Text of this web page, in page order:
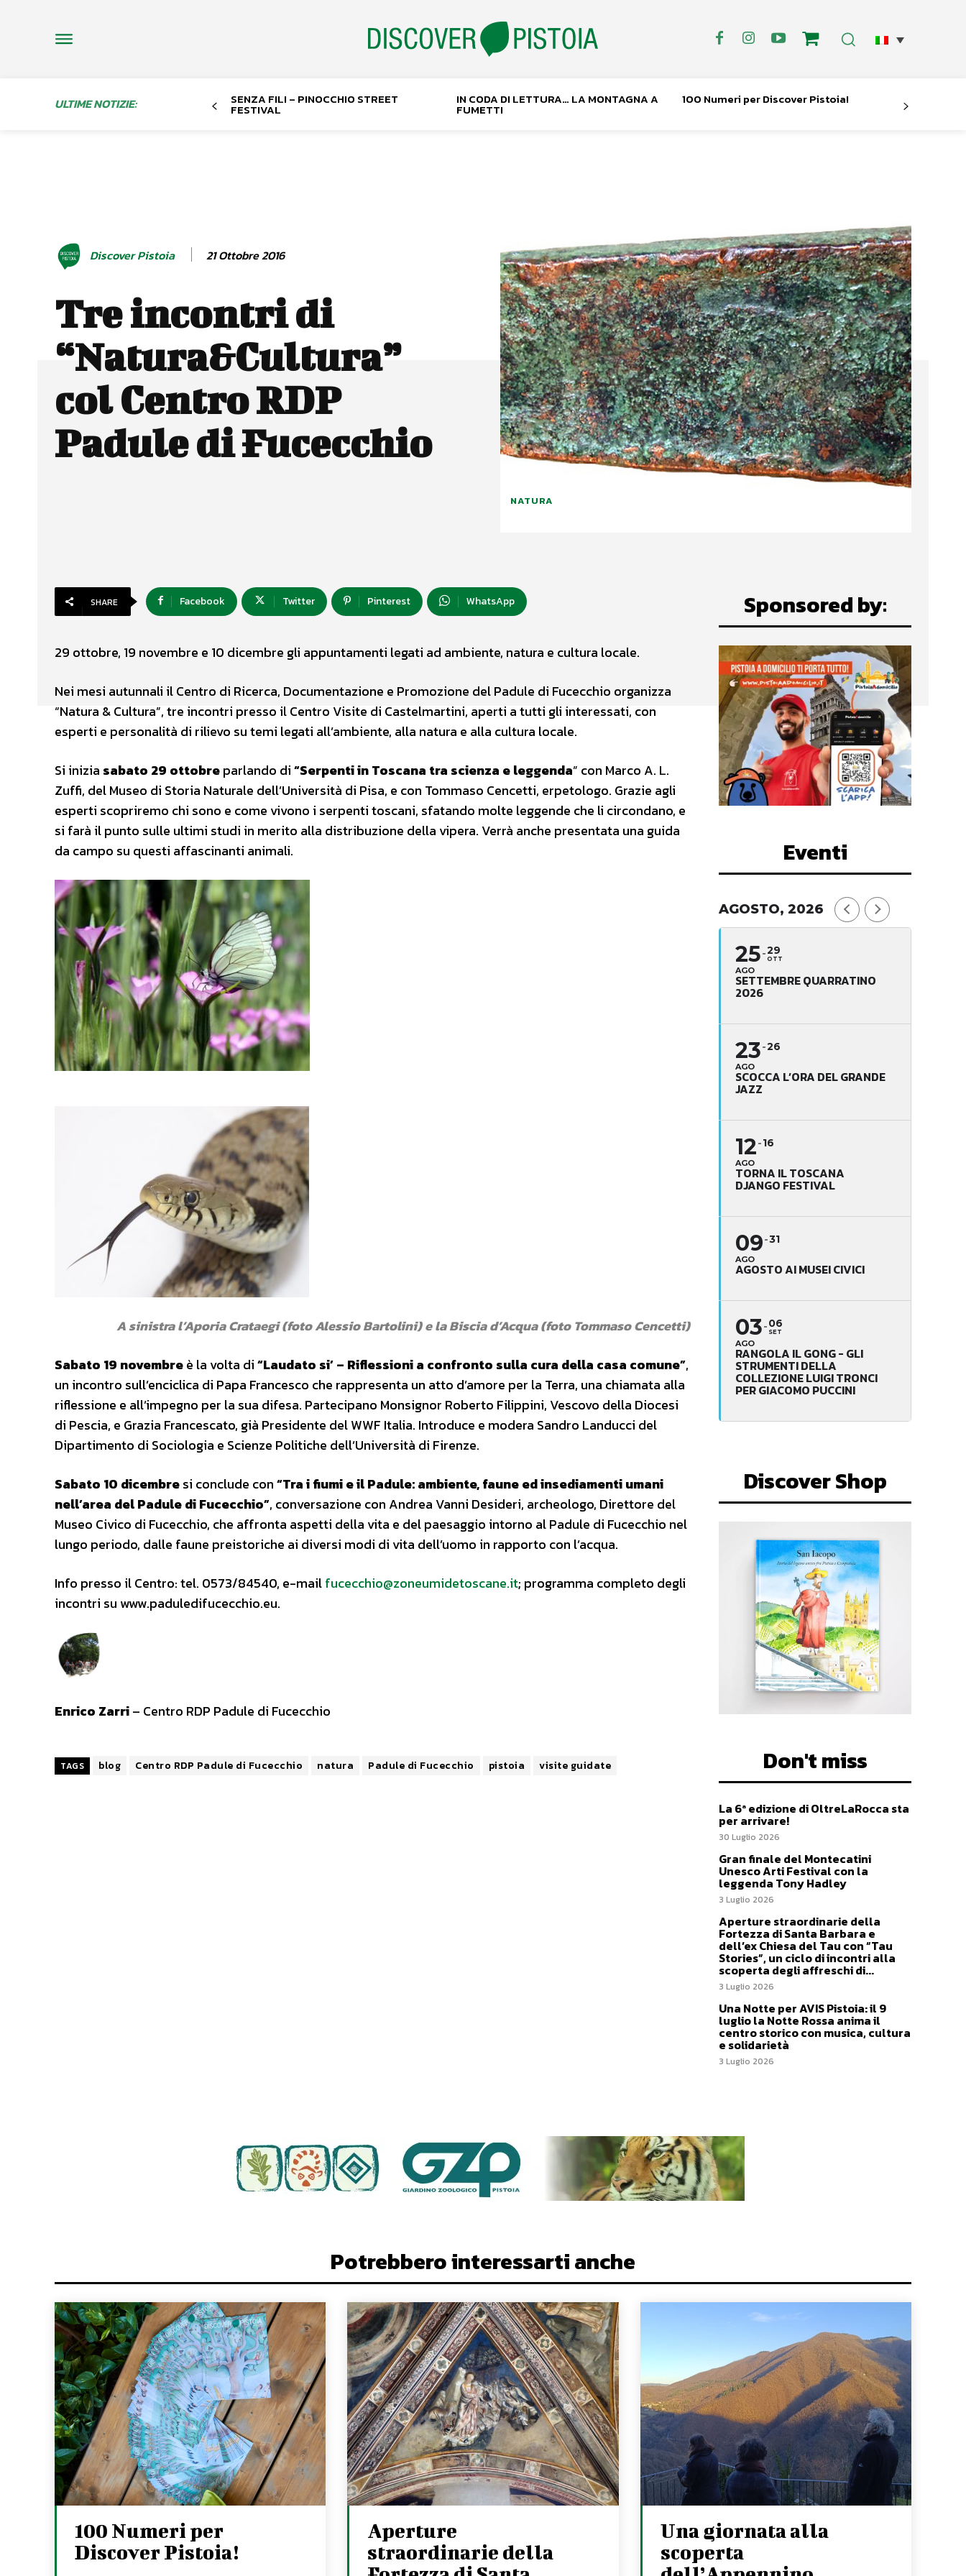
ULTIME NOTIZIE: SENZA FILI – PINOCCHIO STREET
FESTIVAL
IN CODA DI LETTURA… LA MONTAGNA A
FUMETTI
100 Numeri per Discover Pistoia!
Discover Pistoia 21 Ottobre 2016
Tre incontri di
“Natura&Cultura”
col Centro RDP
Padule di Fucecchio
NATURA
SHARE Facebook Twitter Pinterest WhatsApp
29 ottobre, 19 novembre e 10 dicembre gli appuntamenti legati ad ambiente, natura e cultura locale.
Nei mesi autunnali il Centro di Ricerca, Documentazione e Promozione del Padule di Fucecchio organizza
“Natura & Cultura”, tre incontri presso il Centro Visite di Castelmartini, aperti a tutti gli interessati, con
esperti e personalità di rilievo su temi legati all’ambiente, alla natura e alla cultura locale.
Si inizia sabato 29 ottobreparlando di“Serpenti in Toscana tra scienza e leggenda” con Marco A. L.
Zuffi, del Museo di Storia Naturale dell’Università di Pisa, e con Tommaso Cencetti, erpetologo. Grazie agli
esperti scopriremo chi sono e come vivono i serpenti toscani, sfatando molte leggende che li circondano, e
si farà il punto sulle ultimi studi in merito alla distribuzione della vipera. Verrà anche presentata una guida
da campo su questi affascinanti animali.
A sinistra l’Aporia Crataegi (foto Alessio Bartolini) e la Biscia d’Acqua (foto Tommaso Cencetti)
Sabato 19 novembreè la volta di“Laudato si’ – Riflessioni a confronto sulla cura della casa comune”,
un incontro sull’enciclica di Papa Francesco che rappresenta un atto d’amore per la Terra, una chiamata alla
riflessione e all’impegno per la sua difesa. Partecipano Monsignor Roberto Filippini, Vescovo della Diocesi
di Pescia, e Grazia Francescato, già Presidente del WWF Italia. Introduce e modera Sandro Landucci del
Dipartimento di Sociologia e Scienze Politiche dell’Università di Firenze.
Sabato 10 dicembresi conclude con“Tra i fiumi e il Padule: ambiente, faune ed insediamenti umani
nell’area del Padule di Fucecchio”, conversazione con Andrea Vanni Desideri, archeologo, Direttore del
Museo Civico di Fucecchio, che affronta aspetti della vita e del paesaggio intorno al Padule di Fucecchio nel
lungo periodo, dalle faune preistoriche ai diversi modi di vita dell’uomo in rapporto con l’acqua.
Info presso il Centro: tel. 0573/84540, e-mailfucecchio@zoneumidetoscane.it; programma completo degli
incontri su www.paduledifucecchio.eu.
Enrico Zarri– Centro RDP Padule di Fucecchio
TAGS blog Centro RDP Padule di Fucecchio natura Padule di Fucecchio pistoia visite guidate
Sponsored by:
Eventi
AGOSTO, 2026
25
AGO
29
OTT
SETTEMBRE QUARRATINO
2026
23
AGO
26
SCOCCA L’ORA DEL GRANDE
JAZZ
12
AGO
16
TORNA IL TOSCANA
DJANGO FESTIVAL
09
AGO
31
AGOSTO AI MUSEI CIVICI
03
AGO
06
SET
RANGOLA IL GONG - GLI
STRUMENTI DELLA
COLLEZIONE LUIGI TRONCI
PER GIACOMO PUCCINI
Discover Shop
Don't miss
La 6ª edizione di OltreLaRocca sta
per arrivare!
30 Luglio 2026
Gran finale del Montecatini
Unesco Arti Festival con la
leggenda Tony Hadley
3 Luglio 2026
Aperture straordinarie della
Fortezza di Santa Barbara e
dell’ex Chiesa del Tau con “Tau
Stories”, un ciclo di incontri alla
scoperta degli affreschi di...
3 Luglio 2026
Una Notte per AVIS Pistoia: il 9
luglio la Notte Rossa anima il
centro storico con musica, cultura
e solidarietà
3 Luglio 2026
Potrebbero interessarti anche
100 Numeri per
Discover Pistoia!
Aperture
straordinarie della
Una giornata alla
scoperta